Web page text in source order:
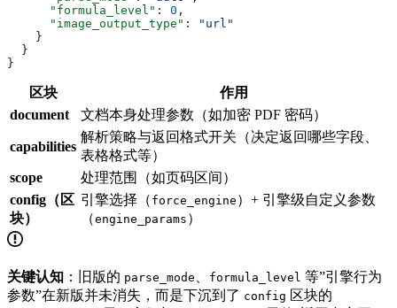
      "formula_level"
: 0 ,
      "image_output_type"
:
"url"
    }
  }
}
区块
作用
document
文档本身处理参数（如加密 PDF 密码）
capabilities
解析策略与返回格式开关（决定返回哪些字段、
表格格式等）
scope
处理范围（如页码区间）
config（区
块）
引擎选择（ force_engine ）+ 引擎级自定义参数
（engine_params ）
关键认知 ：旧版的 parse_mode formula_level 等”引擎行为
参数”在新版并未消失，而是下沉到了 config 区块的